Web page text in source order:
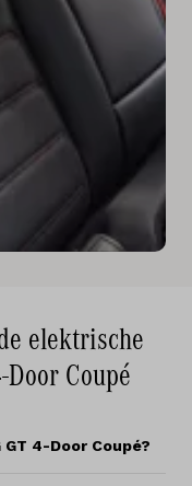
elektrische
Door Coupé
4-Door Coupé?